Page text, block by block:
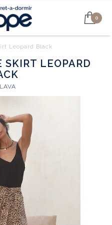
0
Leopard Black
LEOPARD